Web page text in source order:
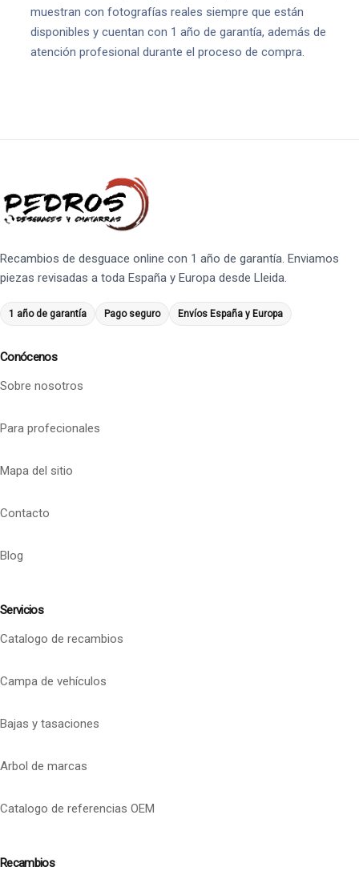
muestran con fotografías reales siempre que están
disponibles y cuentan con 1 año de garantía, además de
atención profesional durante el proceso de compra.
Recambios de desguace online con 1 año de garantía. Enviamos
piezas revisadas a toda España y Europa desde Lleida.
1 año de garantía Pago seguro Envíos España y Europa
Conócenos
Sobre nosotros
Para profecionales
Mapa del sitio
Contacto
Blog
Servicios
Catalogo de recambios
Campa de vehículos
Bajas y tasaciones
Arbol de marcas
Catalogo de referencias OEM
Recambios